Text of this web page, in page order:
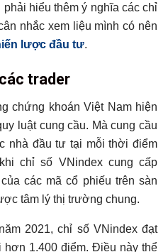
hiểu thêm ý nghĩa các chỉ
nhắc xem liệu mình có nên
lược đầu tư.
trader
chứng khoán Việt Nam hiện
luật cung cầu. Mà cung cầu
nhà đầu tư tại mỗi thời điểm
chỉ số VNindex cung cấp
các mã cổ phiếu trên sàn
tâm lý thị trường chung.
2021, chỉ số VNindex đạt
1.400 điểm. Điều này thể